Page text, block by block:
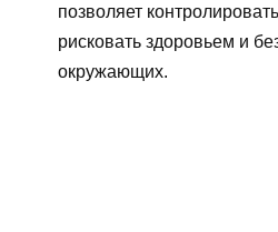
позволяет
рисковать здоровьем и
окружающих.